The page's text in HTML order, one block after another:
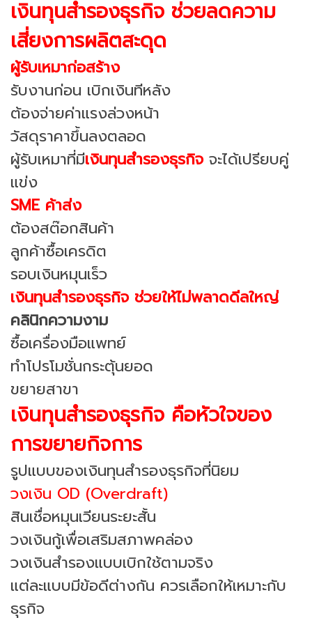
เงินทุนสำรองธุรกิจ ช่วยลดความ
เสี่ยงการผลิตสะดุด
ผู้รับเหมาก่อสร้าง
รับงานก่อน เบิกเงินทีหลัง
ต้องจ่ายค่าแรงล่วงหน้า
วัสดุราคาขึ้นลงตลอด
ผู้รับเหมาที่มีเงินทุนสำรองธุรกิจจะได้เปรียบคู่
แข่ง
SME ค้าส่ง
ต้องสต๊อกสินค้า
ลูกค้าซื้อเครดิต
รอบเงินหมุนเร็ว
เงินทุนสำรองธุรกิจ ช่วยให้ไม่พลาดดีลใหญ่
คลินิกความงาม
ซื้อเครื่องมือแพทย์
ทำโปรโมชั่นกระตุ้นยอด
ขยายสาขา
เงินทุนสำรองธุรกิจ คือหัวใจของ
การขยายกิจการ
รูปแบบของเงินทุนสำรองธุรกิจที่นิยม
วงเงิน OD (Overdraft)
สินเชื่อหมุนเวียนระยะสั้น
วงเงินกู้เพื่อเสริมสภาพคล่อง
วงเงินสำรองแบบเบิกใช้ตามจริง
แต่ละแบบมีข้อดีต่างกัน ควรเลือกให้เหมาะกับ
ธุรกิจ